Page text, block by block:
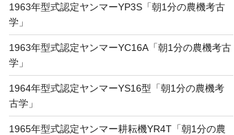
1963年型式認定ヤンマーYP3S「朝1分の農機考古
学」
1963年型式認定ヤンマーYC16A「朝1分の農機考古
学」
1964年型式認定ヤンマーYS16型「朝1分の農機考
古学」
1965年型式認定ヤンマー耕耘機YR4T「朝1分の農